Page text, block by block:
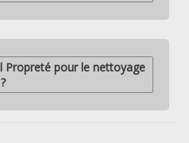
Propreté pour le nettoyage